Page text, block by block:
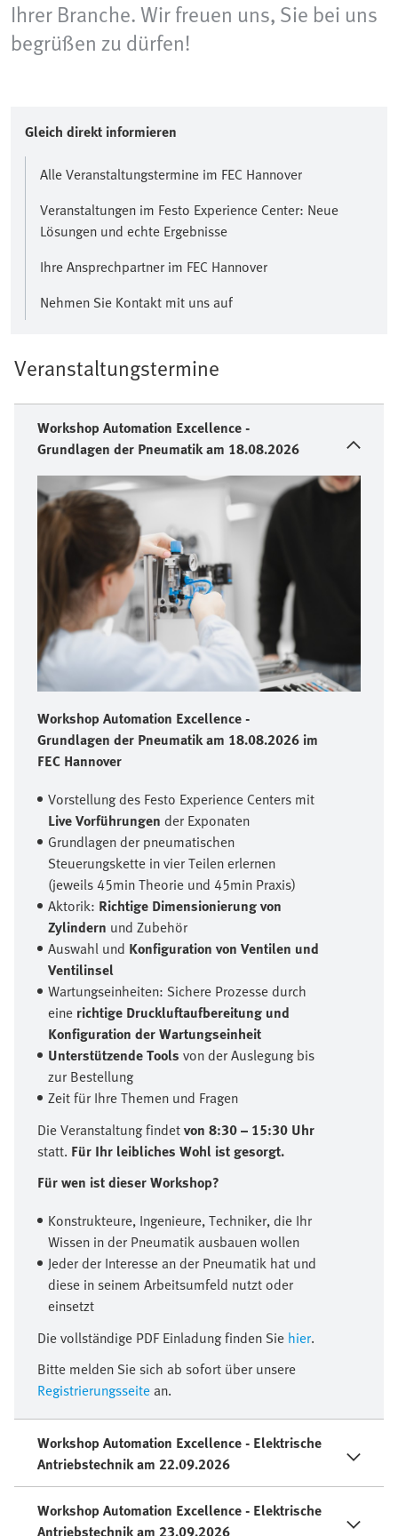
Ihrer Branche. Wir freuen uns, Sie bei uns
begrüßen zu dürfen!
Gleich direkt informieren
Alle Veranstaltungstermine im FEC Hannover
Veranstaltungen im Festo Experience Center: Neue
Lösungen und echte Ergebnisse
Ihre Ansprechpartner im FEC Hannover
Nehmen Sie Kontakt mit uns auf
Veranstaltungstermine
Workshop Automation Excellence -
Grundlagen der Pneumatik am 18.08.2026
Workshop Automation Excellence -
Grundlagen der Pneumatik am 18.08.2026 im
FEC Hannover
Vorstellung des Festo Experience Centers mit
Live Vorführungen der Exponaten
Grundlagen der pneumatischen
Steuerungskette in vier Teilen erlernen
(jeweils 45min Theorie und 45min Praxis)
Aktorik: Richtige Dimensionierung von
Zylindern und Zubehör
Auswahl und Konfiguration von Ventilen und
Ventilinsel
Wartungseinheiten: Sichere Prozesse durch
eine richtige Druckluftaufbereitung und
Konfiguration der Wartungseinheit
Unterstützende Tools von der Auslegung bis
zur Bestellung
Zeit für Ihre Themen und Fragen
Die Veranstaltung findetvon 8:30 – 15:30 Uhr
statt. Für Ihr leibliches Wohl ist gesorgt.
Für wen ist dieser Workshop?
Konstrukteure, Ingenieure, Techniker, die Ihr
Wissen in der Pneumatik ausbauen wollen
Jeder der Interesse an der Pneumatik hat und
diese in seinem Arbeitsumfeld nutzt oder
einsetzt
Die vollständige PDF Einladung finden Sie hier.
Bitte melden Sie sich ab sofort über unsere
Registrierungsseitean.
Workshop Automation Excellence - Elektrische
Antriebstechnik am 22.09.2026
Workshop Automation Excellence - Elektrische
Antriebstechnik am 23.09.2026